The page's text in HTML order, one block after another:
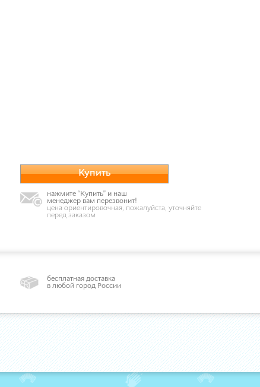
Купить
нажмите “Купить” и наш
менеджер вам перезвонит!
цена ориентировочная, пожалуйста, уточняйте
перед заказом
бесплатная доставка
в любой город России